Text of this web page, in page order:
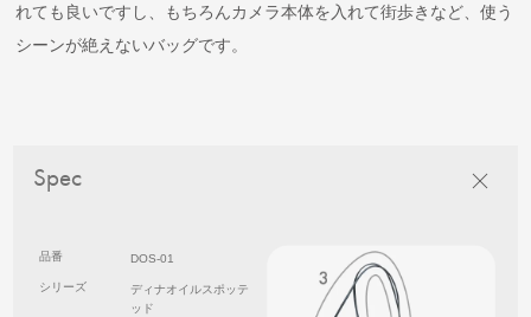
れても良いですし、もちろんカメラ本体を入れて街歩きなど、使う
シーンが絶えないバッグです。
Spec
品番 DOS-01
シリーズ
ディナオイルスポッテ
ッド